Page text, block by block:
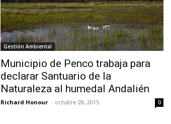
Gestión Ambiental
Municipio de Penco trabaja para
declarar Santuario de la
Naturaleza al humedal Andalién
Richard Honour - octubre 28, 2015 0